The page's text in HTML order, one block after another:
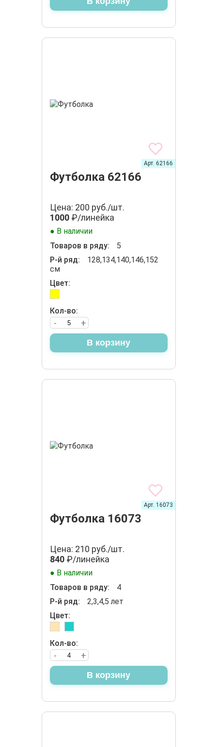
Футболка 62166
Арт. 62166
Цена: 200 руб./шт.
1000₽/линейка
● В наличии
Товаров в ряду:
5
Р-й ряд:
128,134,140,146,152
см
Цвет:
Кол-во:
+
-
В корзину
Футболка 16073
Арт. 16073
Цена: 210 руб./шт.
840₽/линейка
● В наличии
Товаров в ряду:
4
Р-й ряд:
2,3,4,5 лет
Цвет:
Кол-во:
+
-
В корзину